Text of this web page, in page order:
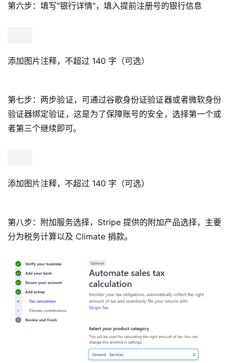
跨
讯
海
银
行
户
全
球
支
付
注册
第六步：填写”银行详情“，填入提前注册号的银行信息
添加图片注释，不超过 140 字（可选）
第七步：两步验证，可通过谷歌身份证验证器或者微软身份
验证器绑定验证，这是为了保障账号的安全，选择第一个或
者第三个继续即可。
添加图片注释，不超过 140 字（可选）
第八步：附加服务选择，Stripe 提供的附加产品选择，主要
分为税务计算以及 Climate 捐款。